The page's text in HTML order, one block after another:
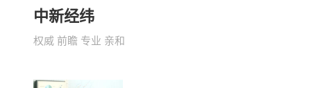
中新经纬
权威 前瞻 专业 亲和